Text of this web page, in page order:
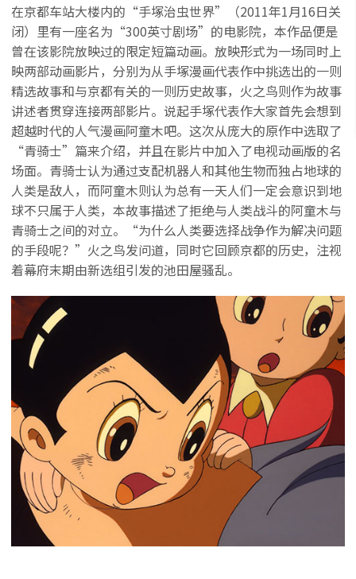
在京都车站大楼内的“手塚治虫世界”（2011年1月16日关
闭）里有一座名为“300英寸剧场”的电影院，本作品便是
曾在该影院放映过的限定短篇动画。放映形式为一场同时上
映两部动画影片，分别为从手塚漫画代表作中挑选出的一则
精选故事和与京都有关的一则历史故事，火之鸟则作为故事
讲述者贯穿连接两部影片。说起手塚代表作大家首先会想到
超越时代的人气漫画阿童木吧。这次从庞大的原作中选取了
“青骑士”篇来介绍，并且在影片中加入了电视动画版的名
场面。青骑士认为通过支配机器人和其他生物而独占地球的
人类是敌人，而阿童木则认为总有一天人们一定会意识到地
球不只属于人类，本故事描述了拒绝与人类战斗的阿童木与
青骑士之间的对立。“为什么人类要选择战争作为解决问题
的手段呢？”火之鸟发问道，同时它回顾京都的历史，注视
着幕府末期由新选组引发的池田屋骚乱。